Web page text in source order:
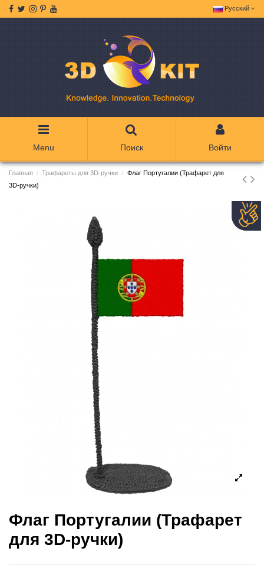
Русский
Menu Поиск Войти
Главная Трафареты для 3D-ручки
Флаг Португалии (Трафарет для
3D-ручки)
Флаг Португалии (Трафарет
для 3D-ручки)